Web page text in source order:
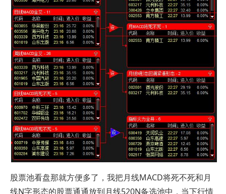
股票池看盘那就方便多了，我把月线MACD将死不死和月
线N字形态的股票通通放到月线520N备选池中，当下行情